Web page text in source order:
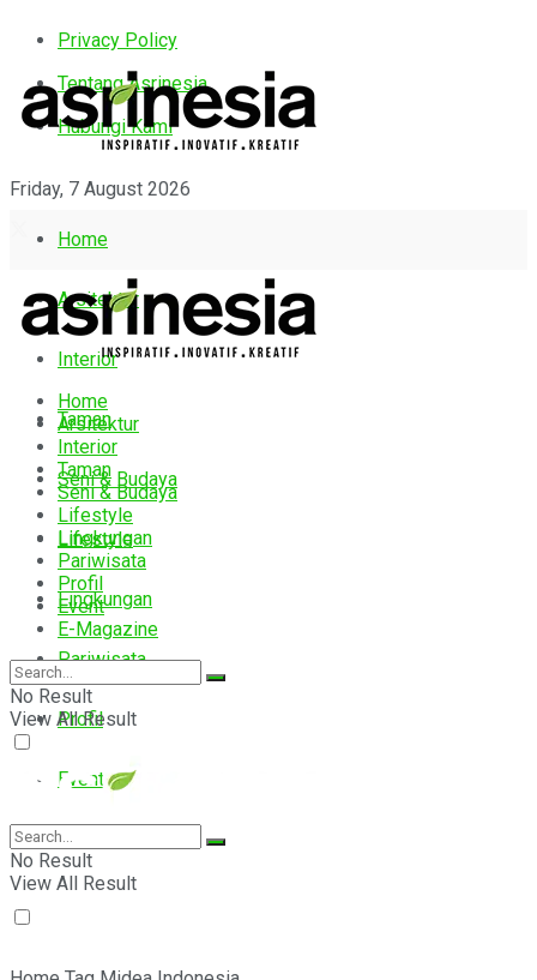
Privacy Policy
Tentang Asrinesia
Hubungi Kami
Friday, 7 August 2026
Home
Arsitektur
Interior
Taman
Seni & Budaya
Lifestyle
Lingkungan
Pariwisata
Profil
Event
E-Magazine
Home
Arsitektur
Interior
Taman
Seni & Budaya
Lifestyle
Lingkungan
Pariwisata
Profil
Event
E-Magazine
No Result
View All Result
No Result
View All Result